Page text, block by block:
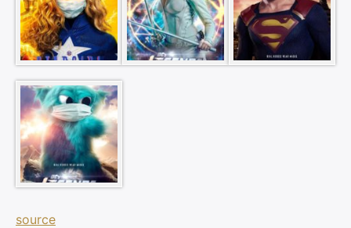
source